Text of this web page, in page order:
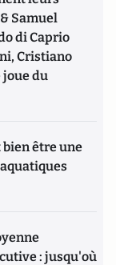
Samuel
di Caprio
Cristiano
joue du
bien être une
: jusqu'où